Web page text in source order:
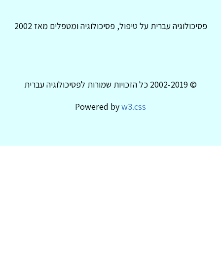
פסיכולוגיה עברית על טיפול, פסיכולוגיה ומטפלים מאז 2002
© 2002-2019 כל הזכויות שמורות לפסיכולוגיה עברית
Powered byw3.css